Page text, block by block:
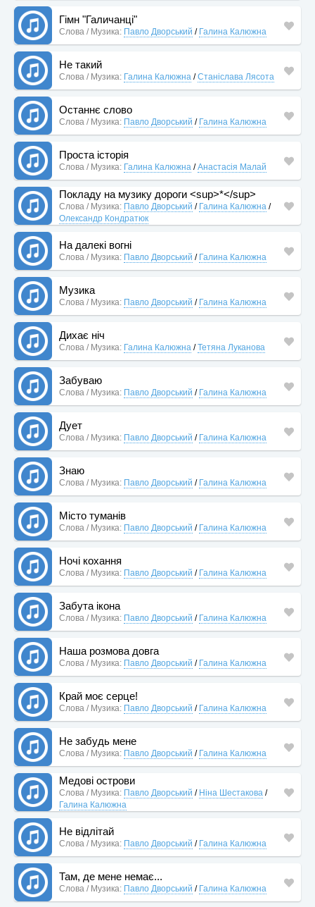
Гімн "Галичанці"
Слова / Музика: Павло Дворський / Галина Калюжна
Не такий
Слова / Музика: Галина Калюжна /Станіслава Лясота
Останнє слово
Слова / Музика: Павло Дворський / Галина Калюжна
Проста історія
Слова / Музика: Галина Калюжна /Анастасія Малай
Покладу на музику дороги <sup>*</sup>
Слова / Музика: Павло Дворський / Галина Калюжна /
Олександр Кондратюк
На далекі вогні
Слова / Музика: Павло Дворський / Галина Калюжна
Музика
Слова / Музика: Павло Дворський / Галина Калюжна
Дихає ніч
Слова / Музика: Галина Калюжна /Тетяна Луканова
Забуваю
Слова / Музика: Павло Дворський / Галина Калюжна
Дует
Слова / Музика: Павло Дворський / Галина Калюжна
Знаю
Слова / Музика: Павло Дворський / Галина Калюжна
Місто туманів
Слова / Музика: Павло Дворський / Галина Калюжна
Ночі кохання
Слова / Музика: Павло Дворський / Галина Калюжна
Забута ікона
Слова / Музика: Павло Дворський / Галина Калюжна
Наша розмова довга
Слова / Музика: Павло Дворський / Галина Калюжна
Край моє серце!
Слова / Музика: Павло Дворський / Галина Калюжна
Не забудь мене
Слова / Музика: Павло Дворський / Галина Калюжна
Медові острови
Слова / Музика: Павло Дворський / Ніна Шестакова /
Галина Калюжна
Не відлітай
Слова / Музика: Павло Дворський / Галина Калюжна
Там, де мене немає...
Слова / Музика: Павло Дворський / Галина Калюжна